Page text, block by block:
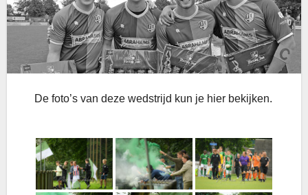
De foto’s van deze wedstrijd kun je hier bekijken.